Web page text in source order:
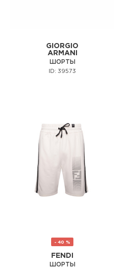
GIORGIO
ARMANI
ШОРТЫ
ID: 39573
- 40 %
FENDI
ШОРТЫ